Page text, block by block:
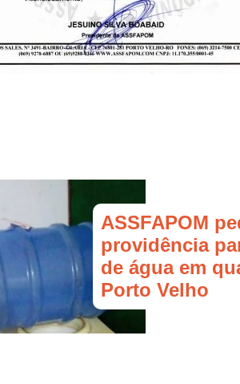
ASSFAPOM
providência
de água em
Porto Velho